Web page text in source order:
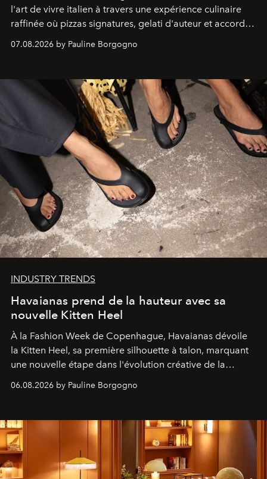
l'art de vivre italien à travers une expérience culinaire
raffinée où pizzas signatures, gelati d'auteur et accords
d'exception composent un véritable voyage sensoriel.
07.08.2026 by Pauline Borgogno
INDUSTRY TRENDS
Havaianas prend de la hauteur avec sa
nouvelle Kitten Heel
À la Fashion Week de Copenhague, Havaianas dévoile
la Kitten Heel, sa première silhouette à talon, marquant
une nouvelle étape dans l'évolution créative de la
06.08.2026 by Pauline Borgogno